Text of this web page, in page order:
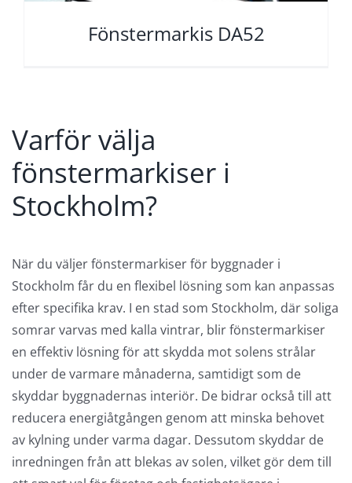
Fönstermarkis DA52
Varför välja
fönstermarkiser i
Stockholm?
När du väljer fönstermarkiser för byggnader i
Stockholm får du en flexibel lösning som kan anpassas
efter specifika krav. I en stad som Stockholm, där soliga
somrar varvas med kalla vintrar, blir fönstermarkiser
en effektiv lösning för att skydda mot solens strålar
under de varmare månaderna, samtidigt som de
skyddar byggnadernas interiör. De bidrar också till att
reducera energiåtgången genom att minska behovet
av kylning under varma dagar. Dessutom skyddar de
inredningen från att blekas av solen, vilket gör dem till